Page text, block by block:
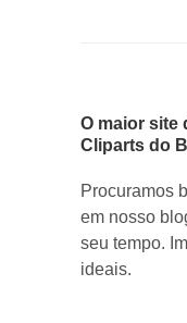
O maior site
Cliparts do
Procuramos
em nosso
seu tempo.
ideais.